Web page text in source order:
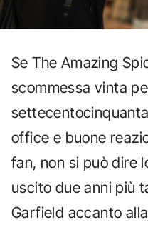
Se The Amazing
scommessa vinta
office e buone
fan, non si può dire
uscito due anni più
Garfield accanto